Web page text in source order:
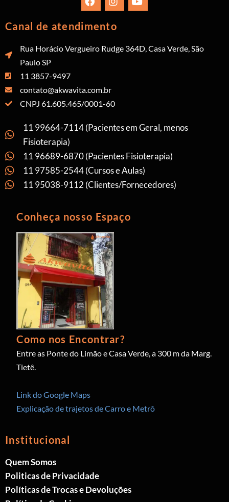
Canal de atendimento
Rua Horácio Vergueiro Rudge 364D, Casa Verde, São
Paulo SP
11 3857-9497
contato@akwavita.com.br
CNPJ 61.605.465/0001-60
11 99664-7114 (Pacientes em Geral, menos
Fisioterapia)
11 96689-6870 (Pacientes Fisioterapia)
11 97585-2544 (Cursos e Aulas)
11 95038-9112 (Clientes/Fornecedores)
Conheça nosso Espaço
Como nos Encontrar?
Entre as Ponte do Limão e Casa Verde, a 300 m da Marg.
Tietê.
Link do Google Maps
Explicação de trajetos de Carro e Metrô
Institucional
Quem Somos
Politicas de Privacidade
Políticas de Trocas e Devoluções